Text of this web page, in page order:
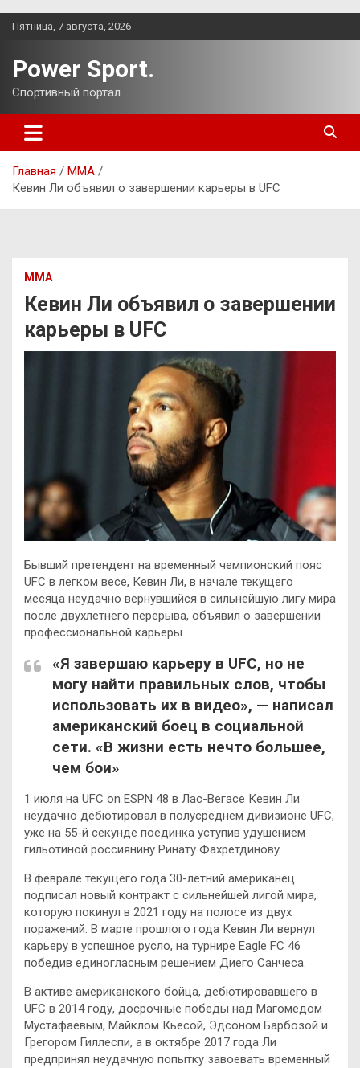
Перейти
Пятница, 7 августа, 2026
Power Sport.
Спортивный портал.
Главная
ММА
Кевин Ли объявил о завершении карьеры в UFC
ММА
Кевин Ли объявил о завершении
карьеры в UFC
Бывший претендент на временный чемпионский пояс
UFC в легком весе, Кевин Ли, в начале текущего
месяца неудачно вернувшийся в сильнейшую лигу мира
после двухлетнего перерыва, объявил о завершении
профессиональной карьеры.
«Я завершаю карьеру в UFC, но не
могу найти правильных слов, чтобы
использовать их в видео», — написал
американский боец в социальной
сети. «В жизни есть нечто большее,
чем бои»
1 июля на UFC on ESPN 48 в Лас-Вегасе Кевин Ли
неудачно дебютировал в полусреднем дивизионе UFC,
уже на 55-й секунде поединка уступив удушением
гильотиной россиянину Ринату Фахретдинову.
В феврале текущего года 30-летний американец
подписал новый контракт с сильнейшей лигой мира,
которую покинул в 2021 году на полосе из двух
поражений. В марте прошлого года Кевин Ли вернул
карьеру в успешное русло, на турнире Eagle FC 46
победив единогласным решением Диего Санчеса.
В активе американского бойца, дебютировавшего в
UFC в 2014 году, досрочные победы над Магомедом
Мустафаевым, Майклом Кьесой, Эдсоном Барбозой и
Грегором Гиллеспи, а в октябре 2017 года Ли
предпринял неудачную попытку завоевать временный